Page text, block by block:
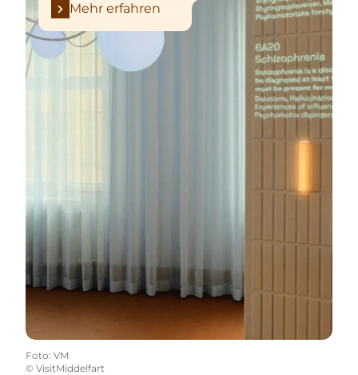
Mehr erfahren
Foto: VM
© VisitMiddelfart